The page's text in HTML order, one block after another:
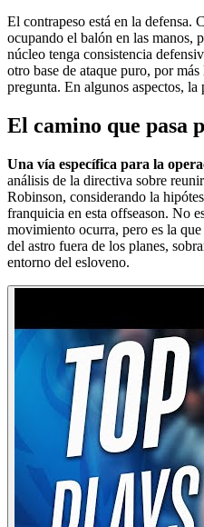
El contrapeso está en la defensa.
ocupando el balón en las manos,
núcleo tenga consistencia
otro base de ataque puro, por
pregunta. En algunos aspectos, la
El camino que pasa
Una vía específica para la
análisis de la directiva sobre
Robinson, considerando la
franquicia en esta offseason. No
movimiento ocurra, pero es la
del astro fuera de los planes,
entorno del esloveno.